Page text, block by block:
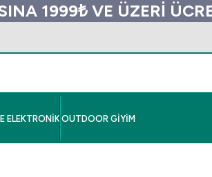
1999₺ VE ÜZERİ
ELEKTRONİKOUTDOOR GİYİM